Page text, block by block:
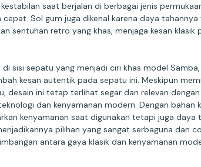
saat berjalan di berbagai jenis
Sol gum juga dikenal karena daya tahannya
sentuhan retro yang khas, menjaga kesan klasik
sisi sepatu yang menjadi ciri khas model
kesan autentik pada sepatu ini. Meskipun
desain ini tetap terlihat segar dan relevan
dan kenyamanan modern. Dengan bahan
kenyamanan saat digunakan tetapi juga daya
pilihan yang sangat serbaguna dan
antara gaya klasik dan kenyamanan